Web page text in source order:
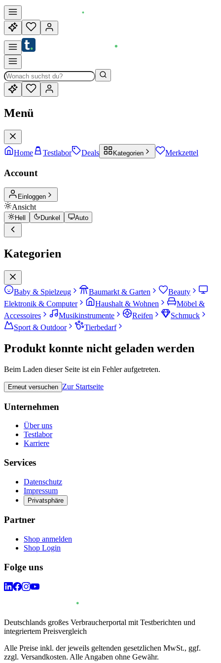
Menü
Home Testlabor Deals Kategorien Merkzettel
Account
Einloggen
Ansicht
Hell Dunkel Auto
Kategorien
Baby & Spielzeug Baumarkt & Garten
Beauty
Elektronik & Computer
Haushalt & Wohnen
Möbel &
Accessoires
Musikinstrumente Reifen
Schmuck
Sport & Outdoor
Tierbedarf
Produkt konnte nicht geladen werden
Beim Laden dieser Seite ist ein Fehler aufgetreten.
Erneut versuchen Zur Startseite
Unternehmen
Über uns
Testlabor
Karriere
Services
Datenschutz
Impressum
Privatsphäre
Partner
Shop anmelden
Shop Login
Folge uns
Deutschlands großes Verbraucherportal mit Testberichten und
integriertem Preisvergleich
Alle Preise inkl. der jeweils geltenden gesetzlichen MwSt., ggf.
zzgl. Versandkosten. Alle Angaben ohne Gewähr.